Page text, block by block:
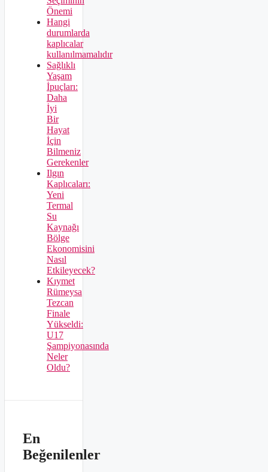
Önemi
Hangi
durumlarda
kaplıcalar
kullanılmamalıdır
Sağlıklı
Yaşam
İpuçları:
Daha
İyi
Bir
Hayat
İçin
Bilmeniz
Gerekenler
Ilgın
Kaplıcaları:
Yeni
Termal
Su
Kaynağı
Bölge
Ekonomisini
Nasıl
Etkileyecek?
Kıymet
Rümeysa
Tezcan
Finale
Yükseldi:
U17
Şampiyonasında
Neler
Oldu?
En
Beğenilenler